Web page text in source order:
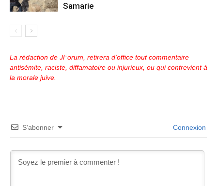
Samarie
La rédaction de JForum, retirera d'office tout commentaire
antisémite, raciste, diffamatoire ou injurieux, ou qui contrevient à
la morale juive.
S’abonner Connexion